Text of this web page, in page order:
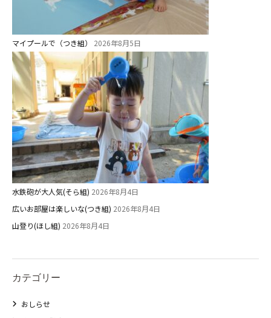
マイプールで（つき組） 2026年8月5日
水鉄砲が大人気(そら組) 2026年8月4日
広いお部屋は楽しいな(つき組) 2026年8月4日
山登り(ほし組) 2026年8月4日
カテゴリー
おしらせ